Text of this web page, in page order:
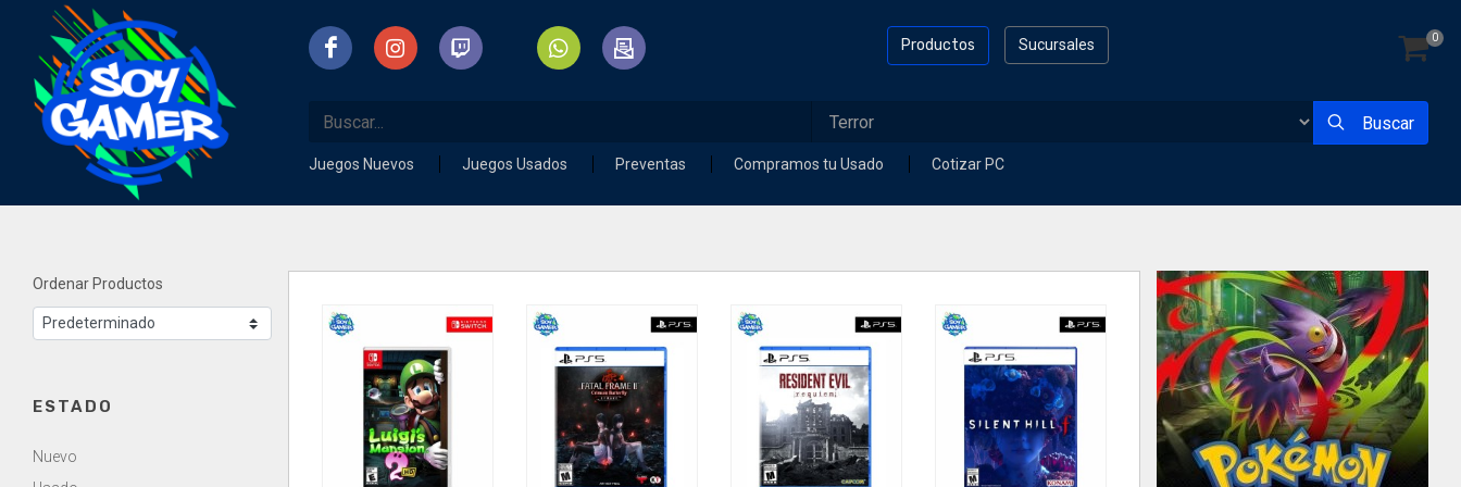
Sucursales
Productos 0
Buscar
Juegos Nuevos Juegos Usados Preventas Compramos tu Usado Cotizar PC
Ordenar Productos
ESTADO
Nuevo